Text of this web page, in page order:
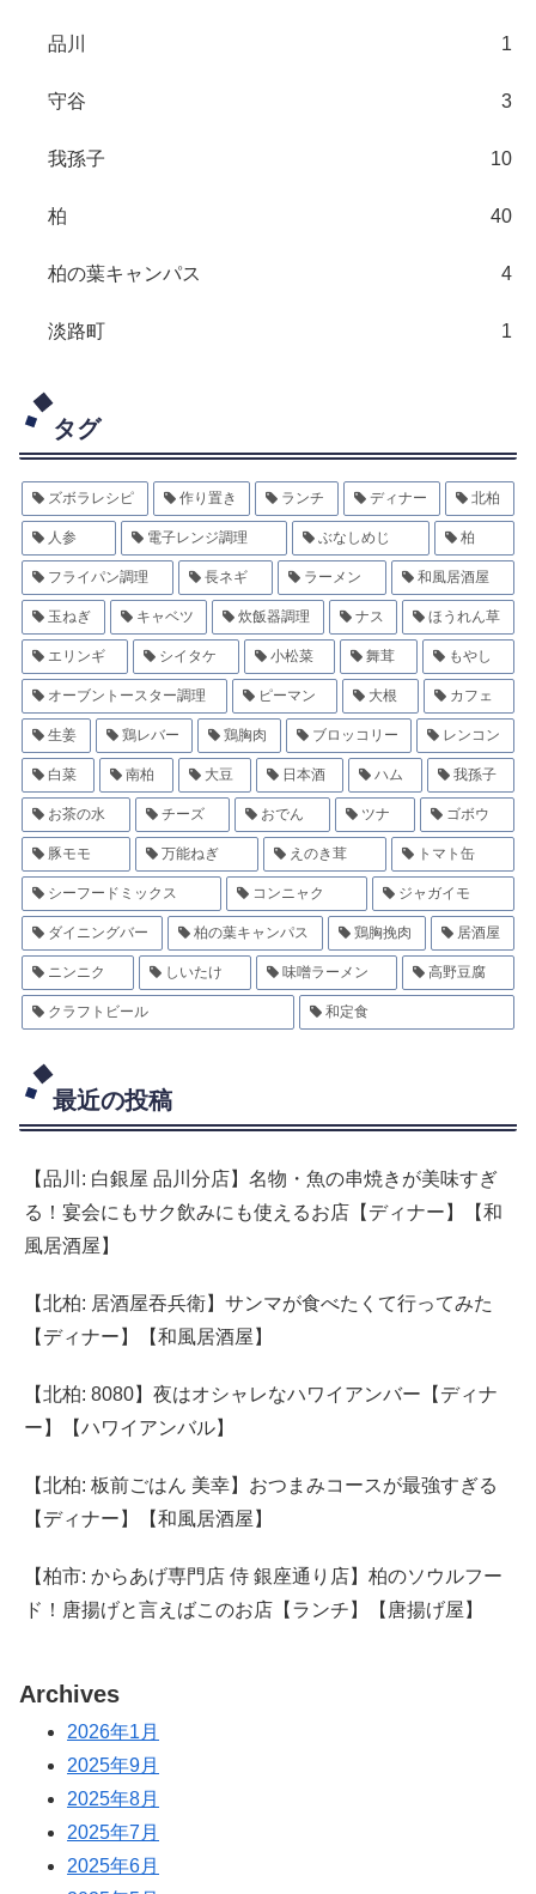
品川 1
守谷 3
我孫子 10
柏 40
柏の葉キャンパス 4
淡路町 1
タグ
ズボラレシピ 作り置き ランチ ディナー 北柏
人参 電子レンジ調理 ぶなしめじ 柏
フライパン調理 長ネギ ラーメン 和風居酒屋
玉ねぎ キャベツ 炊飯器調理 ナス ほうれん草
エリンギ シイタケ 小松菜 舞茸 もやし
オーブントースター調理 ピーマン 大根 カフェ
生姜 鶏レバー 鶏胸肉 ブロッコリー レンコン
白菜 南柏 大豆 日本酒 ハム 我孫子
お茶の水 チーズ おでん ツナ ゴボウ
豚モモ 万能ねぎ えのき茸 トマト缶
シーフードミックス コンニャク ジャガイモ
ダイニングバー 柏の葉キャンパス 鶏胸挽肉 居酒屋
ニンニク しいたけ 味噌ラーメン 高野豆腐
クラフトビール 和定食
最近の投稿
【品川: 白銀屋 品川分店】名物・魚の串焼きが美味すぎ
る！宴会にもサク飲みにも使えるお店【ディナー】【和
風居酒屋】
【北柏: 居酒屋吞兵衛】サンマが食べたくて行ってみた
【ディナー】【和風居酒屋】
【北柏: 8080】夜はオシャレなハワイアンバー【ディナ
ー】【ハワイアンバル】
【北柏: 板前ごはん 美幸】おつまみコースが最強すぎる
【ディナー】【和風居酒屋】
【柏市: からあげ専門店 侍 銀座通り店】柏のソウルフー
ド！唐揚げと言えばこのお店【ランチ】【唐揚げ屋】
Archives
2026年1月
2025年9月
2025年8月
2025年7月
2025年6月